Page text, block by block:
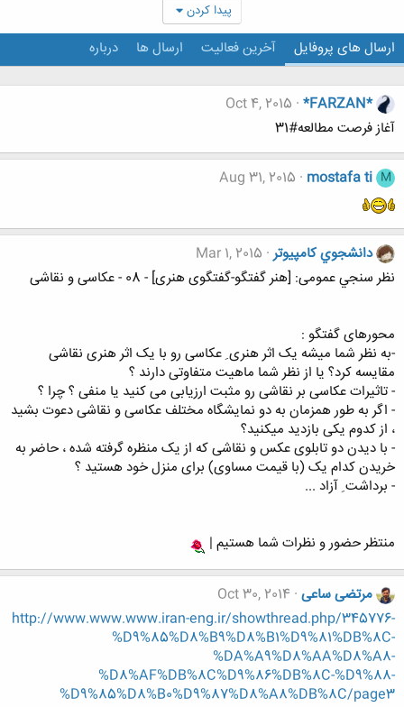
پیدا کردن
ارسال های پروفایل آخرین فعالیت ارسال ها درباره
*FARZAN*
Oct 4, 2015
آغاز فرصت مطالعه#31
M
mostafa ti
Aug 31, 2015
دانشجوي كامپيوتر Mar 1, 2015
نظر سنجي عمومی: [هنر گفتگو-گفتگوی هنری] - 08 - عکاسی و نقاشی
محورهای گفتگو :
-به نظر شما میشه یک اثر هنری ِ عکاسی رو با یک اثر هنری نقاشی
مقایسه کرد؟ یا از نظر شما ماهیت متفاوتی دارند ؟
- تاثیرات عکاسی بر نقاشی رو مثبت ارزیابی می کنید یا منفی ؟ چرا ؟
- اگر به طور همزمان به دو نمایشگاه مختلف عکاسی و نقاشی دعوت بشید
، از کدوم یکی بازدید میکنید؟
- با دیدن دو تابلوی عکس و نقاشی که از یک منظره گرفته شده ، حاضر به
خریدن کدام یک (با قیمت مساوی) برای منزل خود هستید ؟
- برداشت ِ آزاد ...
منتظر حضور و نظرات شما هستیم |
مرتضی ساعی Oct 30, 2014
http://www.www.www.iran-eng.ir/showthread.php/345776-
%D9%85%D8%B9%D8%B1%D9%81%DB%8C-
%DA%A9%D8%AA%D8%A8-
%D8%AF%DB%8C%D9%86%DB%8C-%D9%88-
%D9%85%D8%B0%D9%87%D8%A8%DB%8C/page3